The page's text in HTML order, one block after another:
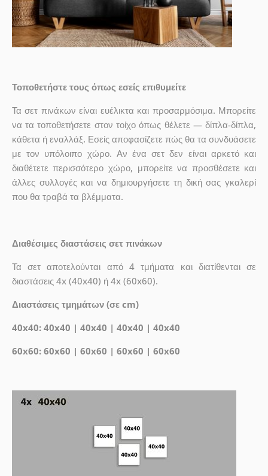
Τοποθετήστε τους όπως εσείς επιθυμείτε
Τα σετ πινάκων είναι ευέλικτα και προσαρμόσιμα. Μπορείτε
να τα τοποθετήσετε στον τοίχο όπως θέλετε — δίπλα-δίπλα,
κάθετα ή εναλλάξ. Εσείς αποφασίζετε πώς θα τα συνδυάσετε
με τον υπόλοιπο χώρο. Αν ένα σετ δεν είναι αρκετό και
διαθέτετε περισσότερο χώρο, μπορείτε να προσθέσετε και
άλλες συλλογές και να δημιουργήσετε τη δική σας γκαλερί
που θα τραβά τα βλέμματα.
Διαθέσιμες διαστάσεις σετ πινάκων
Τα σετ αποτελούνται από 4 τμήματα και διατίθενται σε
διαστάσεις 4x (40x40) ή 4x (60x60).
Διαστάσεις τμημάτων (σε cm)
40x40: 40x40 | 40x40 | 40x40 | 40x40
60x60: 60x60 | 60x60 | 60x60 | 60x60